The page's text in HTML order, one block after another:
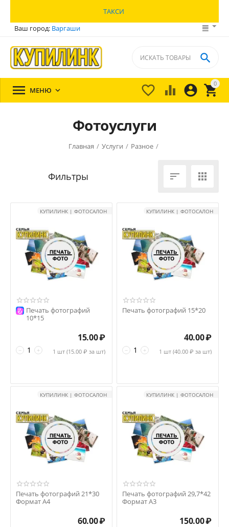
ТАКСИ
Ваш город: Варгаши
0


 

 МЕНЮ 
Фотоуслуги
Главная / Услуги / Разное /
 
КУПИЛИНК | ФОТОСАЛОН
Печать фотографий
10*15
+
−
15.00₽
1 шт (15.00 ₽ за шт)
КУПИЛИНК | ФОТОСАЛОН
Печать фотографий 15*20
+
−
40.00₽
1 шт (40.00 ₽ за шт)
КУПИЛИНК | ФОТОСАЛОН
Печать фотографий 21*30
Формат А4
60.00₽
КУПИЛИНК | ФОТОСАЛОН
Печать фотографий 29,7*42
Формат А3
150.00₽